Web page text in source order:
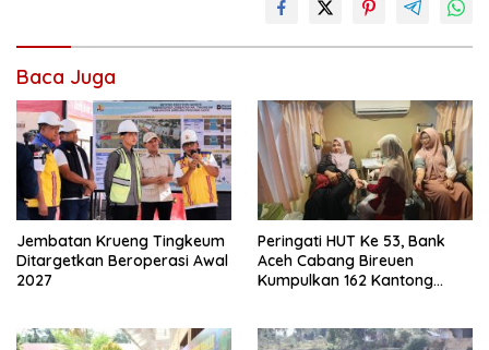
Baca Juga
Jembatan Krueng Tingkeum
Ditargetkan Beroperasi Awal
2027
Peringati HUT Ke 53, Bank
Aceh Cabang Bireuen
Kumpulkan 162 Kantong